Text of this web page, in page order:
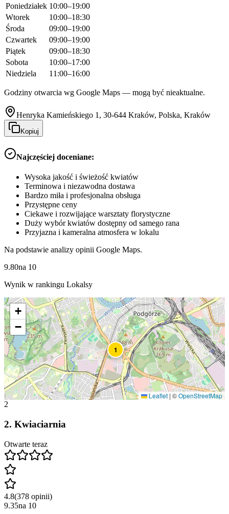
Poniedziałek 10:00–19:00
Wtorek
10:00–18:30
Środa
09:00–19:00
Czwartek
09:00–19:00
Piątek
09:00–18:30
Sobota
10:00–17:00
Niedziela
11:00–16:00
Godziny otwarcia wg Google Maps — mogą być nieaktualne.
Henryka Kamieńskiego 1, 30-644 Kraków, Polska, Kraków
Kopiuj
Najczęściej doceniane:
Wysoka jakość i świeżość kwiatów
Terminowa i niezawodna dostawa
Bardzo miła i profesjonalna obsługa
Przystępne ceny
Ciekawe i rozwijające warsztaty florystyczne
Duży wybór kwiatów dostępny od samego rana
Przyjazna i kameralna atmosfera w lokalu
Na podstawie analizy opinii Google Maps.
9.80na 10
Wynik w rankingu Lokalsy
1
+
−
Leaflet | ©OpenStreetMap
2
2. Kwiaciarnia
Otwarte teraz
4.8(378 opinii)
9.35na 10